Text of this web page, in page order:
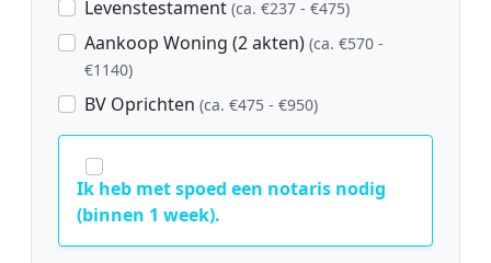
Levenstestament (ca. €237 - €475)
Aankoop Woning (2 akten) (ca. €570 -
€1140)
BV Oprichten (ca. €475 - €950)
Ik heb met spoed een notaris nodig
(binnen 1 week).